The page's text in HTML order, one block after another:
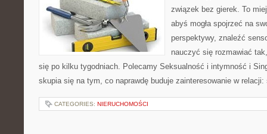
związek bez gierek. To
abyś mogła spojrzeć na
perspektywy, znaleźć
nauczyć się rozmawiać
się po kilku tygodniach. Polecamy Seksualność i intymność i
skupia się na tym, co naprawdę buduje zainteresowanie w
CATEGORIES: NIERUCHOMOŚCI